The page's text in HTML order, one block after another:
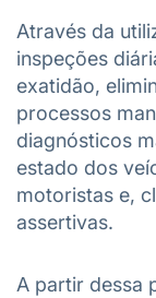
Através da
inspeções
exatidão,
processos
diagnósticos
estado dos
motoristas e,
assertivas.
A partir dessa